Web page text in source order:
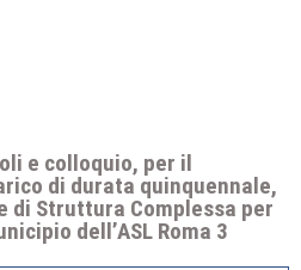
e colloquio, per il
di durata quinquennale,
di Struttura Complessa per
dell’ASL Roma 3